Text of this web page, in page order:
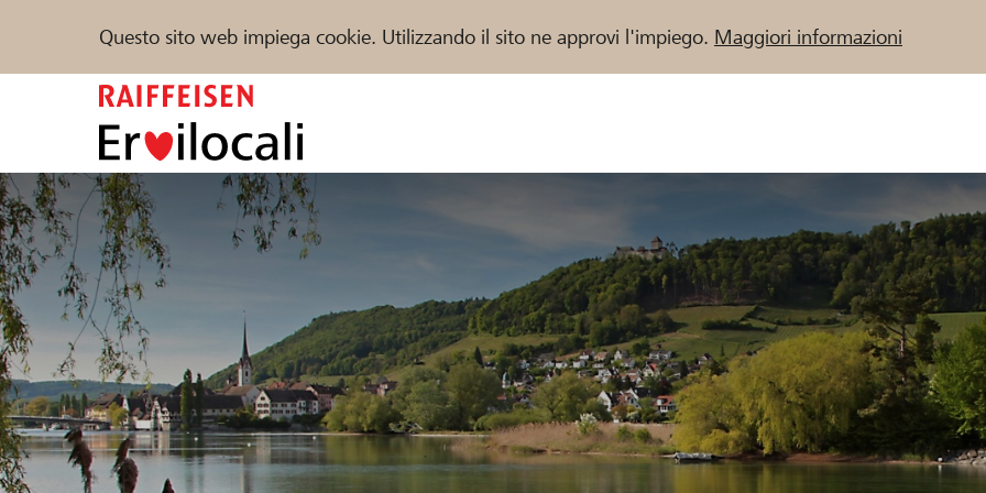
Questo sito web impiega cookie. Utilizzando il sito ne approvi l'impiego. Maggiori informazioni
Sostenere Aiuto & supporto
Trova progetti e organizzazioni
DE FR IT